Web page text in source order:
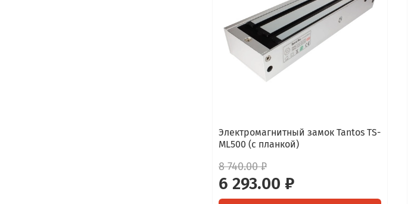
Электромагнитный замок Tantos TS-
ML500 (с планкой)
8 740.00 ₽
6 293.00 ₽